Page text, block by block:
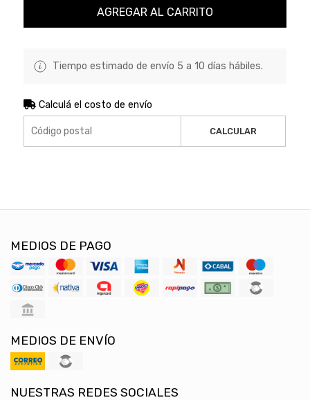
AGREGAR AL CARRITO
Tiempo estimado de envío 5 a 10 días hábiles.
Calculá el costo de envío
CALCULAR
MEDIOS DE PAGO
MEDIOS DE ENVÍO
NUESTRAS REDES SOCIALES